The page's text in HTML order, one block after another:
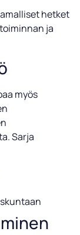
hetket
ja
myös
Sarja